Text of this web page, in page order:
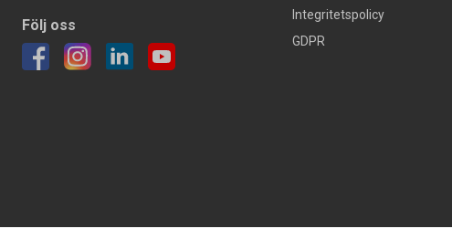
Följ oss
Integritetspolicy
GDPR